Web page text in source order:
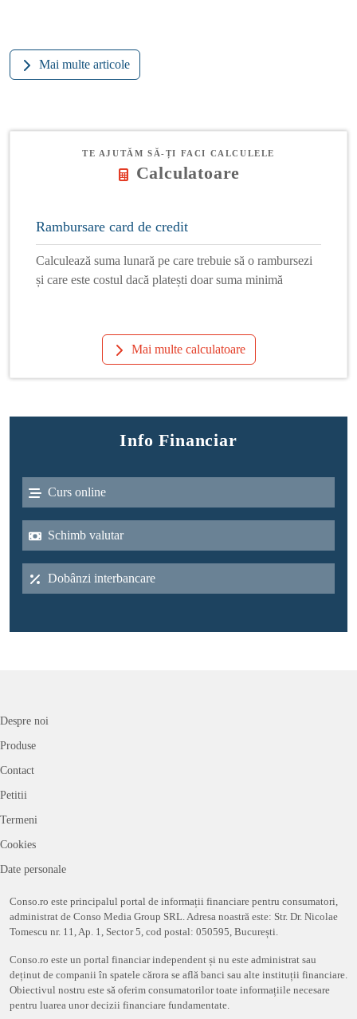
Mai multe articole
TE AJUTĂM SĂ-ȚI FACI CALCULELE
Calculatoare
Rambursare card de credit
Calculează suma lunară pe care trebuie să o rambursezi
și care este costul dacă platești doar suma minimă
Mai multe calculatoare
Info Financiar
Curs online
Schimb valutar
Dobânzi interbancare
Despre noi
Produse
Contact
Petitii
Termeni
Cookies
Date personale
Conso.ro este principalul portal de informații financiare pentru consumatori,
administrat de Conso Media Group SRL. Adresa noastră este: Str. Dr. Nicolae
Tomescu nr. 11, Ap. 1, Sector 5, cod postal: 050595, București.
Conso.ro este un portal financiar independent și nu este administrat sau
deținut de companii în spatele cărora se află banci sau alte instituții financiare.
Obiectivul nostru este să oferim consumatorilor toate informațiile necesare
pentru luarea unor decizii financiare fundamentate.